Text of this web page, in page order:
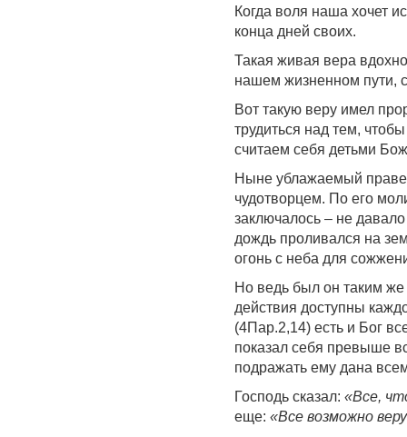
Когда воля наша хочет
конца дней своих.
Такая живая вера
нашем жизненном пути,
Вот такую веру имел
трудиться над тем,
считаем себя детьми
Ныне ублажаемый
чудотворцем. По его
заключалось – не
дождь проливался на
огонь с неба для
Но ведь был он таким же
действия доступны
(4Пар.2,14) есть и Бог
показал себя превыше
подражать ему дана
Господь сказал: «Все,
еще: «Все возможно